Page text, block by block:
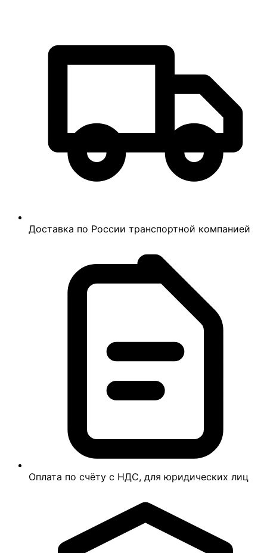
Доставка по России транспортной компанией
Оплата по счёту с НДС, для юридических лиц